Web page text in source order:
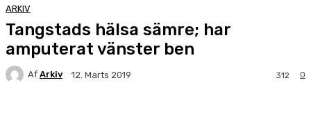
ARKIV
Tangstads hälsa sämre; har
amputerat vänster ben
Af Arkiv 12. Marts 2019 0
312